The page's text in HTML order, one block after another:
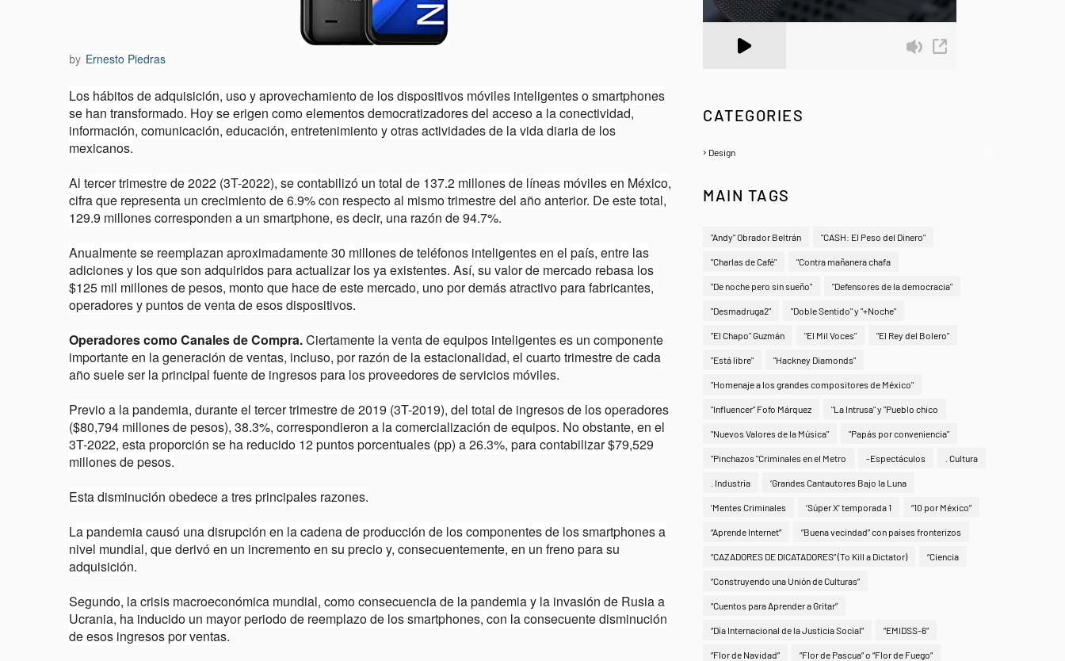
by Ernesto Piedras
Los hábitos de adquisición, uso y aprovechamiento de los dispositivos móviles inteligentes o smartphones
se han transformado. Hoy se erigen como elementos democratizadores del acceso a la conectividad,
información, comunicación, educación, entretenimiento y otras actividades de la vida diaria de los
mexicanos.
Al tercer trimestre de 2022 (3T-2022), se contabilizó un total de 137.2 millones de líneas móviles en México,
cifra que representa un crecimiento de 6.9% con respecto al mismo trimestre del año anterior. De este total,
129.9 millones corresponden a un smartphone, es decir, una razón de 94.7%.
Anualmente se reemplazan aproximadamente 30 millones de teléfonos inteligentes en el país, entre las
adiciones y los que son adquiridos para actualizar los ya existentes. Así, su valor de mercado rebasa los
$125 mil millones de pesos, monto que hace de este mercado, uno por demás atractivo para fabricantes,
operadores y puntos de venta de esos dispositivos.
Operadores como Canales de Compra.Ciertamente la venta de equipos inteligentes es un componente
importante en la generación de ventas, incluso, por razón de la estacionalidad, el cuarto trimestre de cada
año suele ser la principal fuente de ingresos para los proveedores de servicios móviles.
Previo a la pandemia, durante el tercer trimestre de 2019 (3T-2019), del total de ingresos de los operadores
($80,794 millones de pesos), 38.3%, correspondieron a la comercialización de equipos. No obstante, en el
3T-2022, esta proporción se ha reducido 12 puntos porcentuales (pp) a 26.3%, para contabilizar $79,529
millones de pesos.
Esta disminución obedece a tres principales razones.
La pandemia causó una disrupción en la cadena de producción de los componentes de los smartphones a
nivel mundial, que derivó en un incremento en su precio y, consecuentemente, en un freno para su
adquisición.
Segundo, la crisis macroeconómica mundial, como consecuencia de la pandemia y la invasión de Rusia a
Ucrania, ha inducido un mayor periodo de reemplazo de los smartphones, con la consecuente disminución
de esos ingresos por ventas.
CATEGORIES
Design
MAIN TAGS
"Andy" Obrador Beltrán "CASH: El Peso del Dinero"
"Charlas de Café" "Contra mañanera chafa
"De noche pero sin sueño" "Defensores de la democracia"
"Desmadruga2" "Doble Sentido" y "+Noche"
"El Chapo" Guzmán "El Mil Voces" "El Rey del Bolero"
"Está libre" "Hackney Diamonds"
"Homenaje a los grandes compositores de México"
"Influencer" Fofo Márquez "La Intrusa" y "Pueblo chico
"Nuevos Valores de la Música" "Papás por conveniencia"
"Pinchazos "Criminales en el Metro -Espectáculos . Cultura
. Industria ‘Grandes Cantautores Bajo la Luna
‘Mentes Criminales ‘Súper X’ temporada 1 “10 por México”
“Aprende Internet” “Buena vecindad” con países fronterizos
“CAZADORES DE DICATADORES” (To Kill a Dictator) “Ciencia
“Construyendo una Unión de Culturas”
“Cuentos para Aprender a Gritar”
“Día Internacional de la Justicia Social” “EMIDSS-6”
“Flor de Navidad” “Flor de Pascua” o “Flor de Fuego”